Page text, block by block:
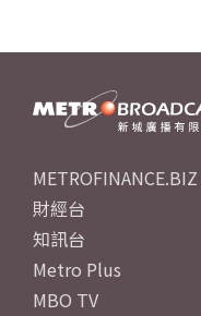
METROFINANCE.BIZ
財經台
知訊台
Metro Plus
MBO TV